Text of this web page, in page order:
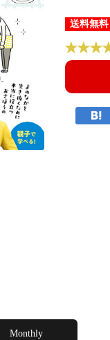
送料無料
Monthly